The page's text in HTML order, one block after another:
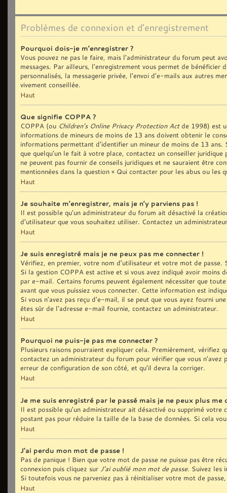
Problèmes de connexion et d’enregistrement
Pourquoi dois-je m’enregistrer ?
Vous pouvez ne pas le faire, mais l’administrateur du forum peut
messages. Par ailleurs, l’enregistrement vous permet de
personnalisés, la messagerie privée, l’envoi d’e-mails aux autres
vivement conseillée.
Haut
Que signifie COPPA ?
COPPA (ou Children’s Online Privacy Protection Actde 1998) est
informations de mineurs de moins de 13 ans doivent obtenir le
informations permettant d’identifier un mineur de moins de 13 ans.
que quelqu’un le fait à votre place, contactez un conseiller
ne peuvent pas fournir de conseils juridiques et ne sauraient être
mentionnées dans la question « Qui contacter pour les abus ou les
Haut
Je souhaite m’enregistrer, mais je n’y parviens pas !
Il est possible qu’un administrateur du forum ait désactivé la
d’utilisateur que vous souhaitez utiliser. Contactez un
Haut
Je suis enregistré mais je ne peux pas me connecter !
Vérifiez, en premier, votre nom d’utilisateur et votre mot de passe.
Si la gestion COPPA est active et si vous avez indiqué avoir moins
par e-mail. Certains forums peuvent également nécessiter que
avant que vous puissiez vous connecter. Cette information est
Si vous n’avez pas reçu d’e-mail, il se peut que vous ayez fourni
êtes sûr de l’adresse e-mail fournie, contactez un administrateur.
Haut
Pourquoi ne puis-je pas me connecter ?
Plusieurs raisons pourraient expliquer cela. Premièrement, vérifiez
contactez un administrateur du forum pour vérifier que vous
erreur de configuration de son côté, et qu’il devra la corriger.
Haut
Je me suis enregistré par le passé mais je ne peux plus me
Il est possible qu’un administrateur ait désactivé ou supprimé
postant pas pour réduire la taille de la base de données. Si cela
Haut
J’ai perdu mon mot de passe !
Pas de panique ! Bien que votre mot de passe ne puisse pas être
connexion puis cliquez sur J’ai oublié mon mot de passe. Suivez les
Si toutefois vous ne parveniez pas à réinitialiser votre mot de
Haut